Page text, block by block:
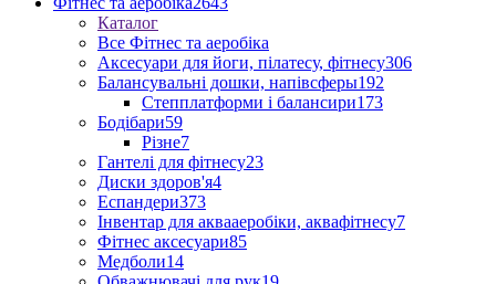
Каталог
Все Фітнес та аеробіка
Аксесуари для йоги, пілатесу, фітнесу306
Балансувальні дошки, напівсферы192
Степплатформи і балансири173
Бодібари59
Різне7
Гантелі для фітнесу23
Диски здоров'я4
Еспандери373
Інвентар для аквааеробіки, аквафітнесу7
Фітнес аксесуари85
Медболи14